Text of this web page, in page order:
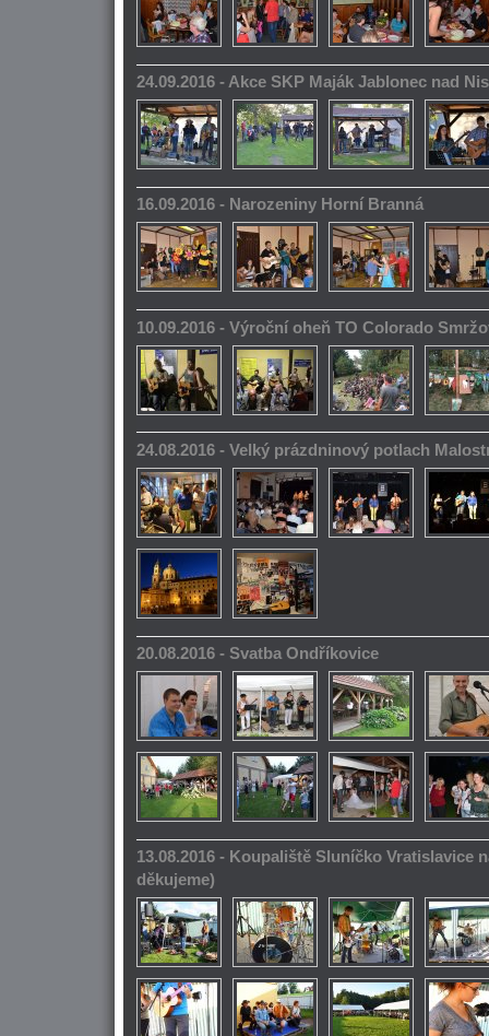
24.09.2016 - Akce SKP Maják Jablonec nad
16.09.2016 - Narozeniny Horní Branná
10.09.2016 - Výroční oheň TO Colorado
24.08.2016 - Velký prázdninový potlach
20.08.2016 - Svatba Ondříkovice
13.08.2016 - Koupaliště Sluníčko Vratislavice
děkujeme)